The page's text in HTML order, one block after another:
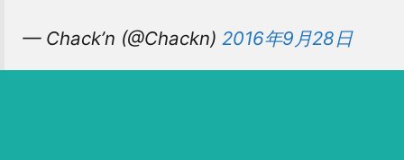
— Chack’n (@Chackn) 2016年9月28日